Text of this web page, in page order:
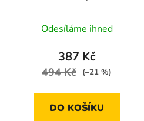
černá, 73561
Odesíláme ihned
387 Kč
494 Kč (–21 %)
DO KOŠÍKU